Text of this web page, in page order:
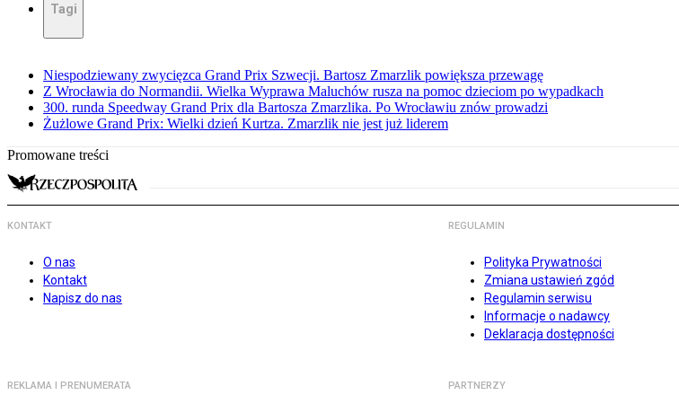
Tagi
Niespodziewany zwycięzca Grand Prix Szwecji. Bartosz Zmarzlik powiększa przewagę
Z Wrocławia do Normandii. Wielka Wyprawa Maluchów rusza na pomoc dzieciom po wypadkach
300. runda Speedway Grand Prix dla Bartosza Zmarzlika. Po Wrocławiu znów prowadzi
Żużlowe Grand Prix: Wielki dzień Kurtza. Zmarzlik nie jest już liderem
Promowane treści
KONTAKT
O nas
Kontakt
Napisz do nas
REGULAMIN
Polityka Prywatności
Zmiana ustawień zgód
Regulamin serwisu
Informacje o nadawcy
Deklaracja dostępności
REKLAMA I PRENUMERATA PARTNERZY